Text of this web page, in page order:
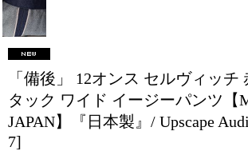
「備後」 12オンス セルヴィッチ
タック ワイド イージーパンツ【
JAPAN】『日本製』/ Upscape
7]